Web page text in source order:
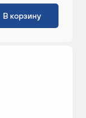
В корзину